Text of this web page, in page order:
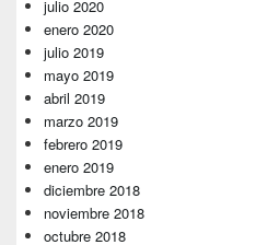
julio 2020
enero 2020
julio 2019
mayo 2019
abril 2019
marzo 2019
febrero 2019
enero 2019
diciembre 2018
noviembre 2018
octubre 2018